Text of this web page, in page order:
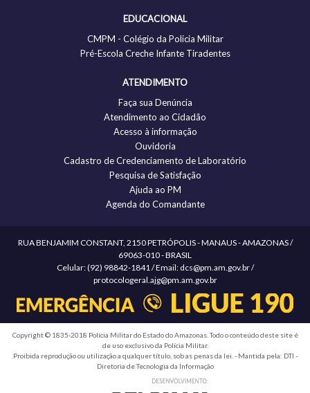
EDUCACIONAL
CMPM - Colégio da Policia Militar
Pré-Escola Creche Infante Tiradentes
ATENDIMENTO
Faça sua Denúncia
Atendimento ao Cidadão
Acesso à informação
Ouvidoria
Cadastro de Credenciamento de Laboratório
Pesquisa de Satisfação
Ajuda ao PM
Agenda do Comandante
RUA BENJAMIM CONSTANT, 2150 PETRÓPOLIS - MANAUS - AMAZONAS /
69063-010 - BRASIL
Celular: (92) 98842-1841 / Email: dcs@pm.am.gov.br /
protocologeral.ajg@pm.am.gov.br
Copyright © 1835-2018 Polícia Militar do Estado do Amazonas. Todo o conteúdo deste site é
de uso exclusivo da Polícia Militar.
Proibida reprodução ou utilização a qualquer título, sob as penas da lei. - Mantida pela: DTI -
Diretoria de Tecnologia da Informação